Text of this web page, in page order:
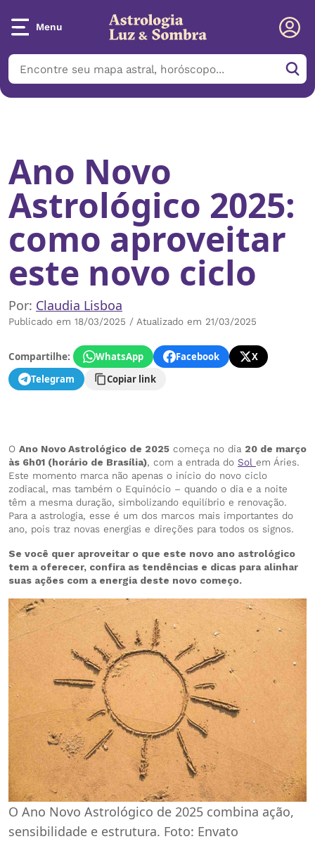
Menu
Início/Notícias/Ano Novo Astrológico 2025: como aproveitar
Ano Novo
Astrológico 2025:
como aproveitar
este novo ciclo
Por: Claudia Lisboa
Publicado em 18/03/2025 / Atualizado em 21/03/2025
Compartilhe: WhatsApp Facebook
X
Telegram
Copiar link
O Ano Novo Astrológico de 2025 começa no dia 20 de março
às 6h01 (horário de Brasília), com a entrada do Sol em Áries.
Este momento marca não apenas o início do novo ciclo
zodiacal, mas também o Equinócio – quando o dia e a noite
têm a mesma duração, simbolizando equilíbrio e renovação.
Para a astrologia, esse é um dos marcos mais importantes do
ano, pois traz novas energias e direções para todos os signos.
Se você quer aproveitar o que este novo ano astrológico
tem a oferecer, confira as tendências e dicas para alinhar
suas ações com a energia deste novo começo.
O Ano Novo Astrológico de 2025 combina ação,
sensibilidade e estrutura. Foto: Envato